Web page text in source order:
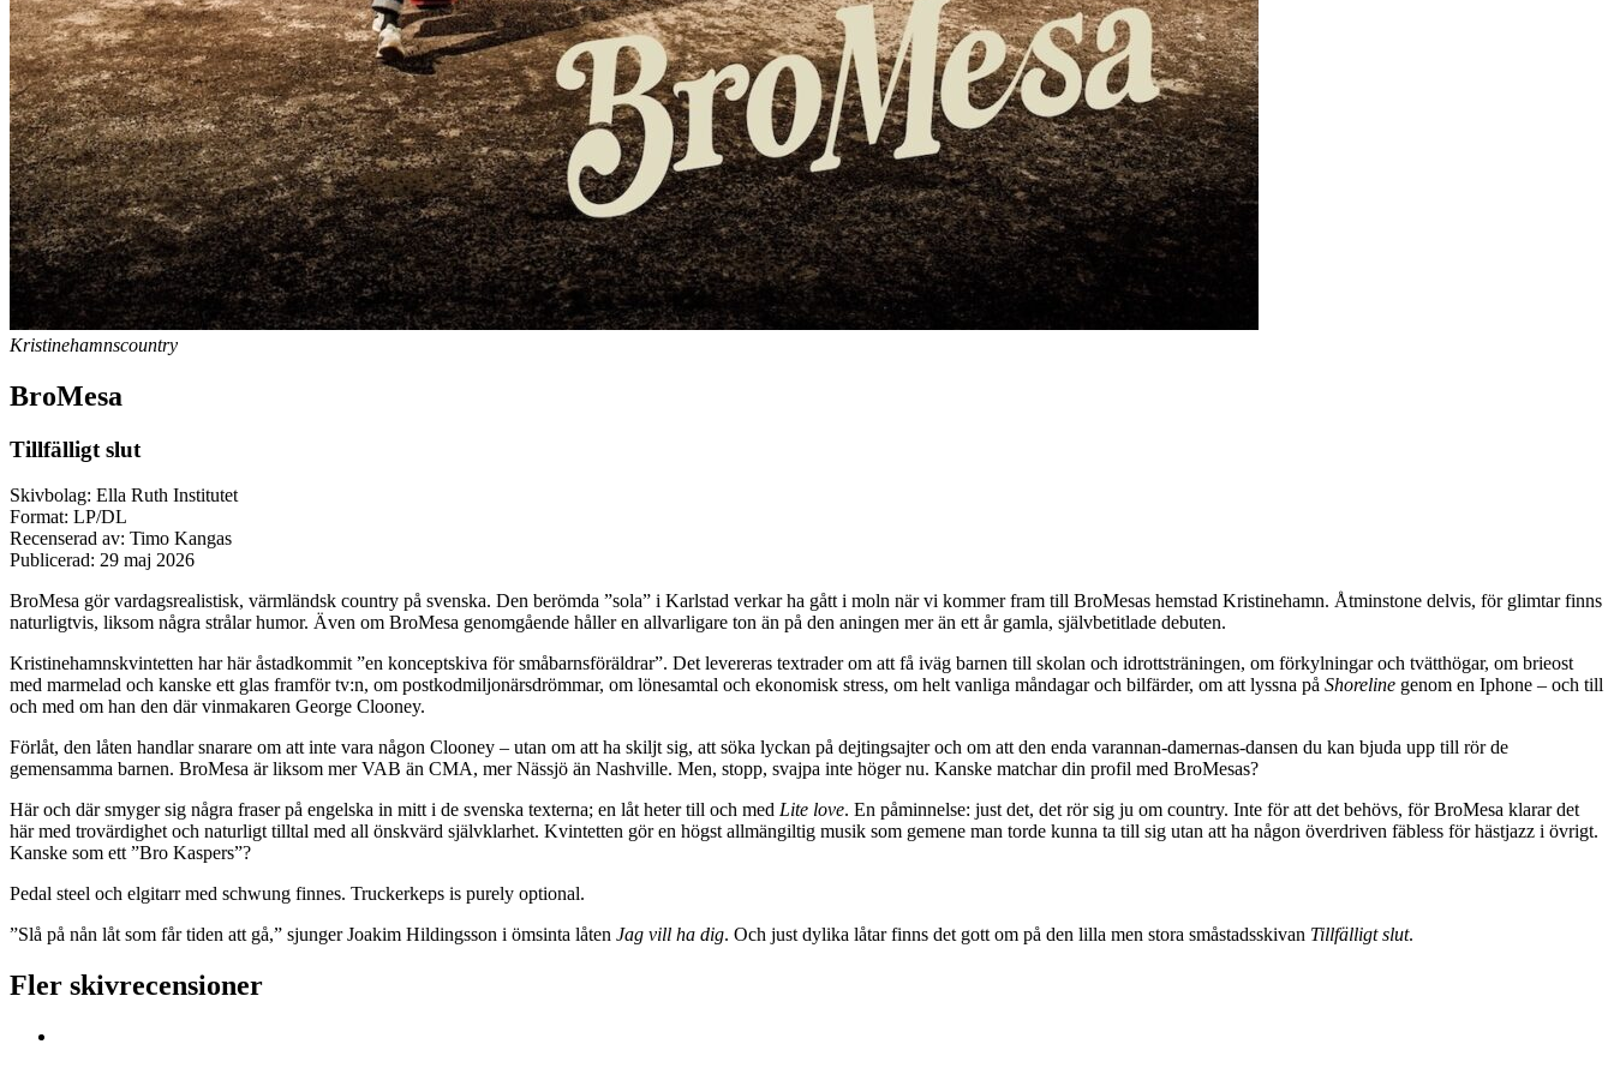
Kristinehamnscountry
BroMesa
Tillfälligt slut
Skivbolag: Ella Ruth Institutet
Format: LP/DL
Recenserad av: Timo Kangas
Publicerad: 29 maj 2026
BroMesa gör vardagsrealistisk, värmländsk country på svenska. Den berömda ”sola” i Karlstad verkar ha gått i moln när vi kommer fram till BroMesas hemstad Kristinehamn. Åtminstone delvis, för glimtar finns
naturligtvis, liksom några strålar humor. Även om BroMesa genomgående håller en allvarligare ton än på den aningen mer än ett år gamla, självbetitlade debuten.
Kristinehamnskvintetten har här åstadkommit ”en konceptskiva för småbarnsföräldrar”. Det levereras textrader om att få iväg barnen till skolan och idrottsträningen, om förkylningar och tvätthögar, om brieost
med marmelad och kanske ett glas framför tv:n, om postkodmiljonärsdrömmar, om lönesamtal och ekonomisk stress, om helt vanliga måndagar och bilfärder, om att lyssna på Shoreline genom en Iphone – och till
och med om han den där vinmakaren George Clooney.
Förlåt, den låten handlar snarare om att inte vara någon Clooney – utan om att ha skiljt sig, att söka lyckan på dejtingsajter och om att den enda varannan-damernas-dansen du kan bjuda upp till rör de
gemensamma barnen. BroMesa är liksom mer VAB än CMA, mer Nässjö än Nashville. Men, stopp, svajpa inte höger nu. Kanske matchar din profil med BroMesas?
Här och där smyger sig några fraser på engelska in mitt i de svenska texterna; en låt heter till och med Lite love. En påminnelse: just det, det rör sig ju om country. Inte för att det behövs, för BroMesa klarar det
här med trovärdighet och naturligt tilltal med all önskvärd självklarhet. Kvintetten gör en högst allmängiltig musik som gemene man torde kunna ta till sig utan att ha någon överdriven fäbless för hästjazz i övrigt.
Kanske som ett ”Bro Kaspers”?
Pedal steel och elgitarr med schwung finnes. Truckerkeps is purely optional.
”Slå på nån låt som får tiden att gå,” sjunger Joakim Hildingsson i ömsinta låten Jag vill ha dig. Och just dylika låtar finns det gott om på den lilla men stora småstadsskivan Tillfälligt slut.
Fler skivrecensioner